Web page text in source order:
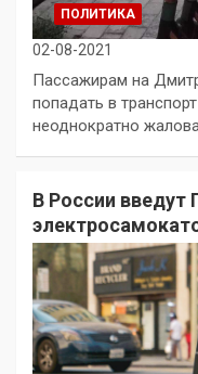
ПОЛИТИКА
02-08-2021
Пассажирам на
попадать в
неоднократно
В России